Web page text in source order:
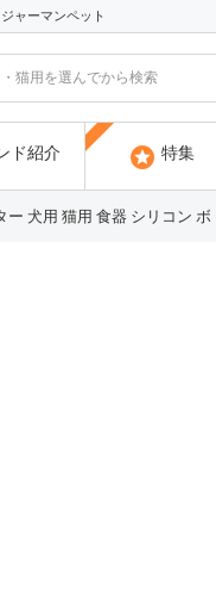
ャーマンペット
ド紹介 stars 特集
ー 犬用 猫用 食器 シリコン